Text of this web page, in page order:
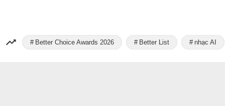
Better Choice Awards 2026 Better List nhạc AI